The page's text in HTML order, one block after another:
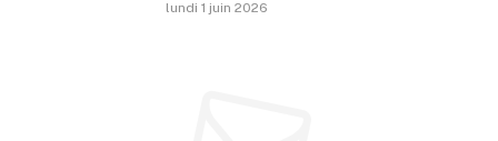
lundi 1 juin 2026